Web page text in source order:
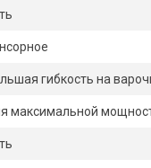
гибкость на
максимальной